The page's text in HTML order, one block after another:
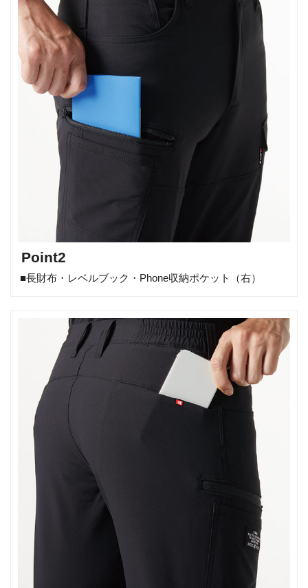
Point2
■長財布・レベルブック・Phone収納ポケット（右）